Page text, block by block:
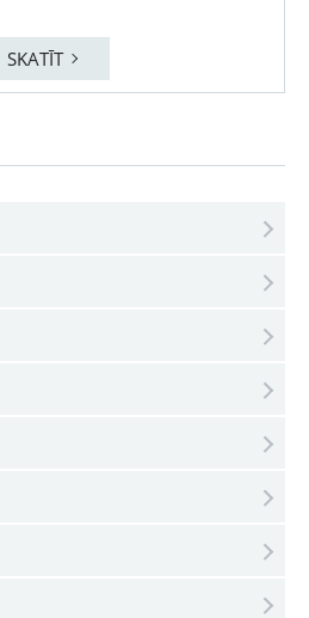
SKATĪT